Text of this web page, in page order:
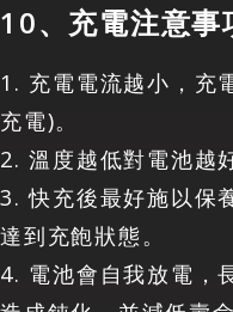
10、充電注意事
1. 充電電流越小，充
充電)。
2. 溫度越低對電池越
3. 快充後最好施以保
達到充飽狀態。
4. 電池會自我放電，